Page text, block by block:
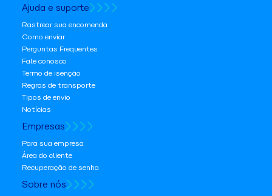
Ajuda e suporte
Rastrear sua encomenda
Como enviar
Perguntas Frequentes
Fale conosco
Termo de isenção
Regras de transporte
Tipos de envio
Notícias
Empresas
Para sua empresa
Área do cliente
Recuperação de senha
Sobre nós